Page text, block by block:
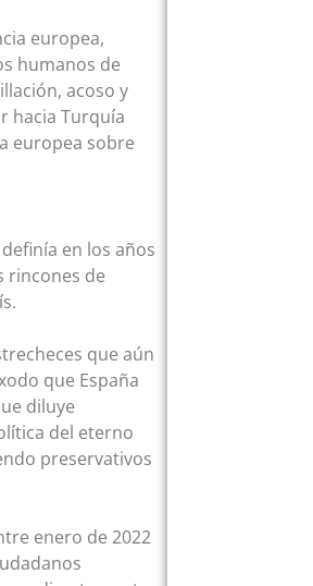
europea,
humanos de
acoso y
hacia Turquía
europea sobre
en los años
rincones de
que aún
que España
diluye
del eterno
preservativos
enero de 2022